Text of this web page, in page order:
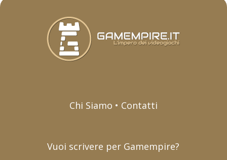
Chi Siamo • Contatti
Vuoi scrivere per Gamempire?